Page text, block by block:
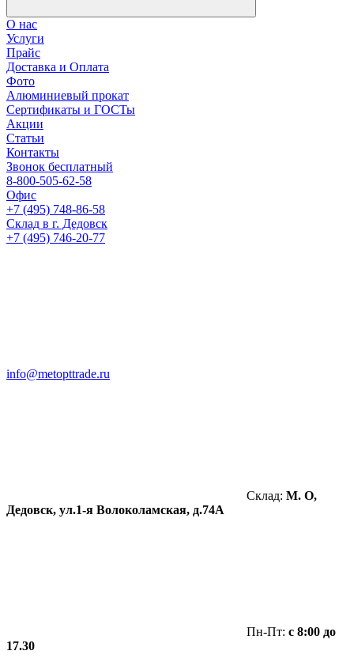
О нас
Услуги
Прайс
Доставка и Оплата
Фото
Алюминиевый прокат
Сертификаты и ГОСТы
Акции
Статьи
Контакты
Звонок бесплатный
8-800-505-62-58
Офис
+7 (495) 748-86-58
Склад в г. Дедовск
+7 (495) 746-20-77
info@metopttrade.ru
Склад: М. О,
Дедовск, ул.1-я Волоколамская, д.74А
Пн-Пт: с 8:00 до
17.30